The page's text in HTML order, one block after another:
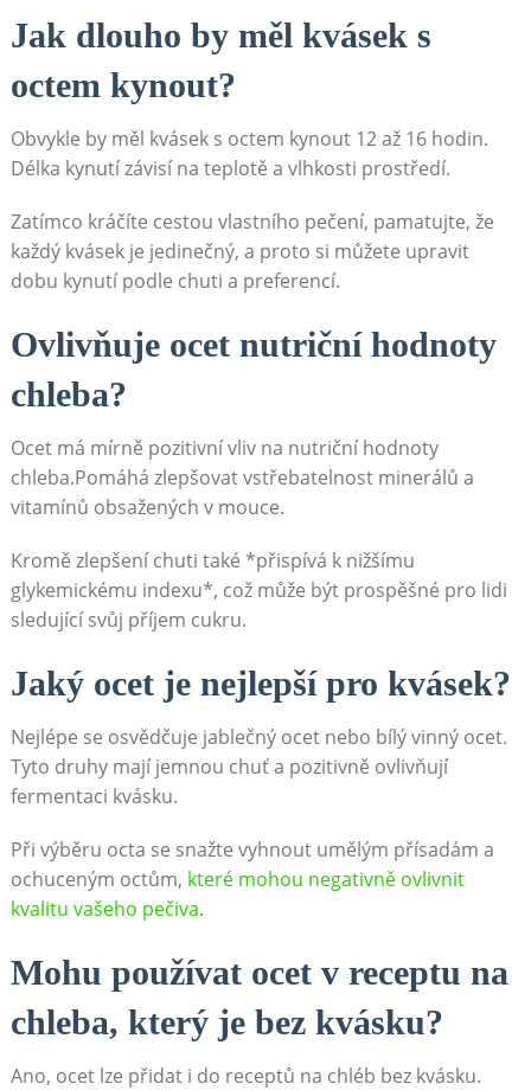
Jak dlouho by měl kvásek s
octem kynout?
Obvykle by měl kvásek s octem⁣ kynout 12 až 16 hodin.
‍Délka kynutí závisí⁢ na‌ teplotě a vlhkosti prostředí.
Zatímco kráčíte cestou vlastního‍ pečení, pamatujte, ⁢že
každý kvásek ⁢je jedinečný, a proto si můžete upravit
dobu kynutí podle chuti a preferencí.
Ovlivňuje ocet ⁤nutriční​ hodnoty
chleba?
Ocet má mírně pozitivní ⁢vliv na⁢ nutriční hodnoty‌
chleba.Pomáhá zlepšovat vstřebatelnost minerálů ⁤a
vitamínů obsažených v mouce.
Kromě zlepšení chuti také *přispívá ⁤k nižšímu
glykemickému indexu*, což může být prospěšné pro ‌lidi
sledující svůj příjem cukru.
Jaký ocet je ‌nejlepší ​pro kvásek?
Nejlépe se osvědčuje jablečný ocet nebo bílý vinný ocet.
Tyto druhy ⁤mají⁤ jemnou chuť a pozitivně​ ovlivňují‌
fermentaci kvásku.
Při ⁣výběru octa se snažte vyhnout umělým přísadám a
ochuceným octům, které mohou⁣ negativně ⁤ovlivnit
kvalitu vašeho⁣ pečiva.
Mohu ‌používat ocet v⁣ receptu na
chleba, který je bez kvásku?
Ano,‍ ocet lze ‍přidat ⁤i do receptů na chléb bez ‍kvásku.